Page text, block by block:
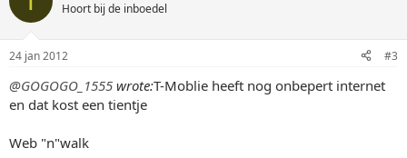
Hoort bij de inboedel
24 jan 2012 #3
@GOGOGO_1555 wrote:T-Moblie heeft nog onbepert internet
en dat kost een tientje
Web "n"walk